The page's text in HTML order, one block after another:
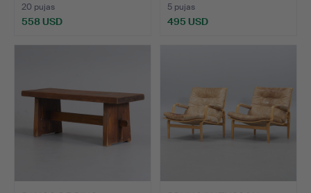
20 pujas
558 USD
5 pujas
495 USD